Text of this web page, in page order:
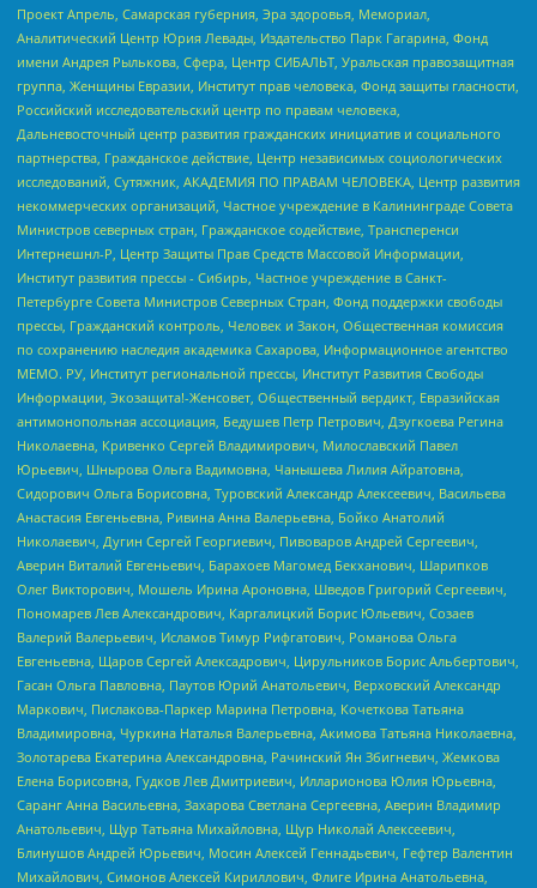
Проект Апрель, Самарская губерния, Эра здоровья, Мемориал,
Аналитический Центр Юрия Левады, Издательство Парк Гагарина, Фонд
имени Андрея Рылькова, Сфера, Центр СИБАЛЬТ, Уральская правозащитная
группа, Женщины Евразии, Институт прав человека, Фонд защиты гласности,
Российский исследовательский центр по правам человека,
Дальневосточный центр развития гражданских инициатив и социального
партнерства, Гражданское действие, Центр независимых социологических
исследований, Сутяжник, АКАДЕМИЯ ПО ПРАВАМ ЧЕЛОВЕКА, Центр развития
некоммерческих организаций, Частное учреждение в Калининграде Совета
Министров северных стран, Гражданское содействие, Трансперенси
Интернешнл-Р, Центр Защиты Прав Средств Массовой Информации,
Институт развития прессы - Сибирь, Частное учреждение в Санкт-
Петербурге Совета Министров Северных Стран, Фонд поддержки свободы
прессы, Гражданский контроль, Человек и Закон, Общественная комиссия
по сохранению наследия академика Сахарова, Информационное агентство
МЕМО. РУ, Институт региональной прессы, Институт Развития Свободы
Информации, Экозащита!-Женсовет, Общественный вердикт, Евразийская
антимонопольная ассоциация, Бедушев Петр Петрович, Дзугкоева Регина
Николаевна, Кривенко Сергей Владимирович, Милославский Павел
Юрьевич, Шнырова Ольга Вадимовна, Чанышева Лилия Айратовна,
Сидорович Ольга Борисовна, Туровский Александр Алексеевич, Васильева
Анастасия Евгеньевна, Ривина Анна Валерьевна, Бойко Анатолий
Николаевич, Дугин Сергей Георгиевич, Пивоваров Андрей Сергеевич,
Аверин Виталий Евгеньевич, Барахоев Магомед Бекханович, Шарипков
Олег Викторович, Мошель Ирина Ароновна, Шведов Григорий Сергеевич,
Пономарев Лев Александрович, Каргалицкий Борис Юльевич, Созаев
Валерий Валерьевич, Исламов Тимур Рифгатович, Романова Ольга
Евгеньевна, Щаров Сергей Алексадрович, Цирульников Борис Альбертович,
Гасан Ольга Павловна, Паутов Юрий Анатольевич, Верховский Александр
Маркович, Пислакова-Паркер Марина Петровна, Кочеткова Татьяна
Владимировна, Чуркина Наталья Валерьевна, Акимова Татьяна Николаевна,
Золотарева Екатерина Александровна, Рачинский Ян Збигневич, Жемкова
Елена Борисовна, Гудков Лев Дмитриевич, Илларионова Юлия Юрьевна,
Саранг Анна Васильевна, Захарова Светлана Сергеевна, Аверин Владимир
Анатольевич, Щур Татьяна Михайловна, Щур Николай Алексеевич,
Блинушов Андрей Юрьевич, Мосин Алексей Геннадьевич, Гефтер Валентин
Михайлович, Симонов Алексей Кириллович, Флиге Ирина Анатольевна,